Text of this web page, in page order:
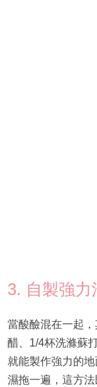
3. 自製強力
當酸醶混在一起
醋、1/4杯洗滌蘇
就能製作強力的
濕拖一遍，這方法